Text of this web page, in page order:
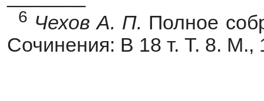
6 Чехов А. П. Полное
Сочинения: В 18 т. Т. 8. М.,